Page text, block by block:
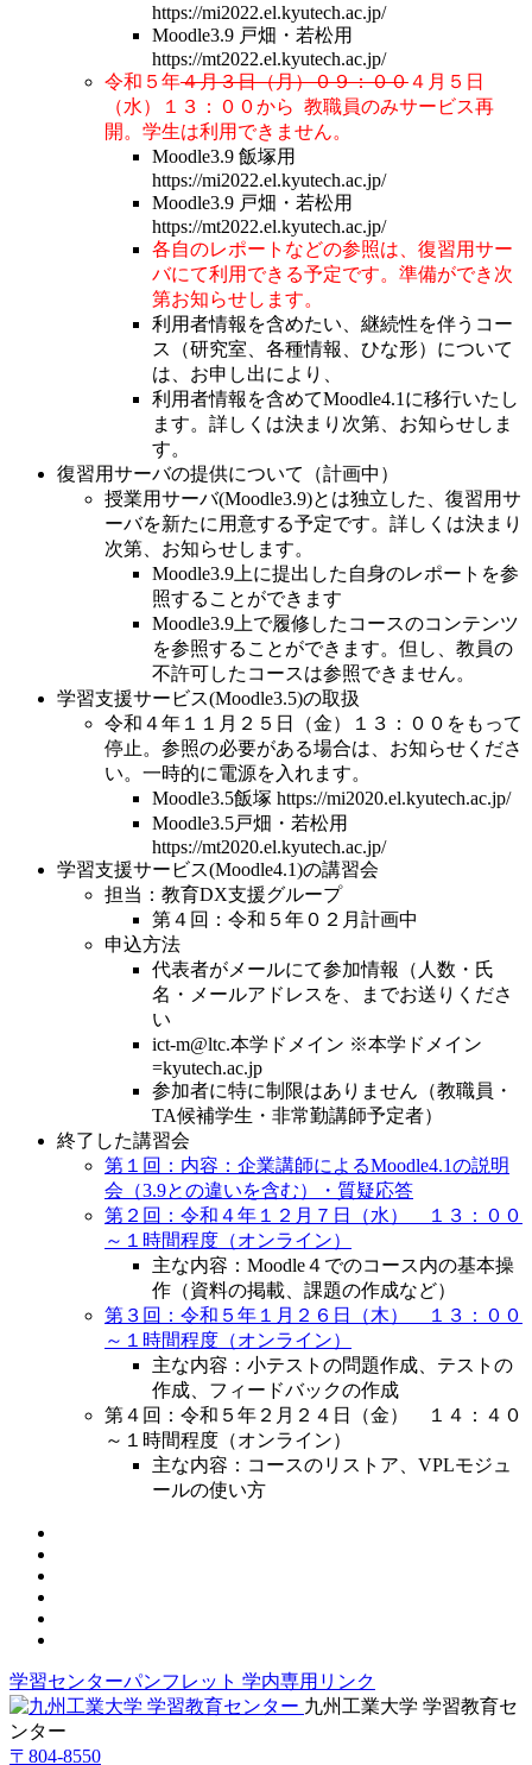
https://mi2022.el.kyutech.ac.jp/
Moodle3.9 戸畑・若松用
https://mt2022.el.kyutech.ac.jp/
令和５年４月３日（月）０９：００４月５日
（水）１３：００から 教職員のみサービス再
開。学生は利用できません。
Moodle3.9 飯塚用
https://mi2022.el.kyutech.ac.jp/
Moodle3.9 戸畑・若松用
https://mt2022.el.kyutech.ac.jp/
各自のレポートなどの参照は、復習用サー
バにて利用できる予定です。準備ができ次
第お知らせします。
利用者情報を含めたい、継続性を伴うコー
ス（研究室、各種情報、ひな形）について
は、お申し出により、
利用者情報を含めてMoodle4.1に移行いたし
ます。詳しくは決まり次第、お知らせしま
す。
復習用サーバの提供について（計画中）
授業用サーバ(Moodle3.9)とは独立した、復習用サ
ーバを新たに用意する予定です。詳しくは決まり
次第、お知らせします。
Moodle3.9上に提出した自身のレポートを参
照することができます
Moodle3.9上で履修したコースのコンテンツ
を参照することができます。但し、教員の
不許可したコースは参照できません。
学習支援サービス(Moodle3.5)の取扱
令和４年１１月２５日（金）１３：００をもって
停止。参照の必要がある場合は、お知らせくださ
い。一時的に電源を入れます。
Moodle3.5飯塚 https://mi2020.el.kyutech.ac.jp/
Moodle3.5戸畑・若松用
https://mt2020.el.kyutech.ac.jp/
学習支援サービス(Moodle4.1)の講習会
担当：教育DX支援グループ
第４回：令和５年０２月計画中
申込方法
代表者がメールにて参加情報（人数・氏
名・メールアドレスを、までお送りくださ
い
ict-m@ltc.本学ドメイン ※本学ドメイン
=kyutech.ac.jp
参加者に特に制限はありません（教職員・
TA候補学生・非常勤講師予定者）
終了した講習会
第１回：内容：企業講師によるMoodle4.1の説明
会（3.9との違いを含む）・質疑応答
第２回：令和４年１２月７日（水） １３：００
～１時間程度（オンライン）
主な内容：Moodle４でのコース内の基本操
作（資料の掲載、課題の作成など）
第３回：令和５年１月２６日（木） １３：００
～１時間程度（オンライン）
主な内容：小テストの問題作成、テストの
作成、フィードバックの作成
第４回：令和５年２月２４日（金） １４：４０
～１時間程度（オンライン）
主な内容：コースのリストア、VPLモジュ
ールの使い方
学習センターパンフレット 学内専用リンク
九州工業大学 学習教育セ
ンター
〒804-8550